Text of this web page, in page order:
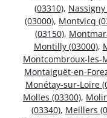
(03310), Nassigny
(03000), Montvicq
(03150),
Montilly (03000),
Montcombroux-les-
Montaiguët-en-
Monétay-sur-Loire
Molles (03300),
(03340), Meillers